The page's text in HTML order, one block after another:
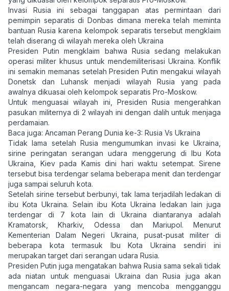
Invasi Rusia ini sebagai tanggapan atas permintaan dari
pemimpin separatis di Donbas dimana mereka telah meminta
bantuan Rusia karena kelompok separatis tersebut mengklaim
telah diserang di wilayah mereka oleh Ukraina
Presiden Putin mengklaim bahwa Rusia sedang melakukan
operasi militer khusus untuk mendemiliterisasi Ukraina. Konflik
ini semakin memanas setelah Presiden Putin mengakui wilayah
Donetsk dan Luhansk menjadi wilayah Rusia yang pada
awalnya dikuasai oleh kelompok separatis Pro-Moskow.
Untuk menguasai wilayah ini, Presiden Rusia mengerahkan
pasukan militernya di 2 wilayah ini dengan dalih untuk menjaga
perdamaian.
Baca juga: Ancaman Perang Dunia ke-3: Rusia Vs Ukraina
Tidak lama setelah Rusia mengumumkan invasi ke Ukraina,
sirine peringatan serangan udara menggerung di Ibu Kota
Ukraina, Kiev pada Kamis dini hari waktu setempat. Sirene
tersebut bisa terdengar selama beberapa menit dan terdengar
juga sampai seluruh kota.
Setelah sirine tersebut berbunyi, tak lama terjadilah ledakan di
ibu Kota Ukraina. Selain ibu Kota Ukraina ledakan lain juga
terdengar di 7 kota lain di Ukraina diantaranya adalah
Kramatorsk, Kharkiv, Odessa dan Mariupol. Menurut
Kementerian Dalam Negeri Ukraina, pusat-pusat militer di
beberapa kota termasuk Ibu Kota Ukraina sendiri ini
merupakan target dari serangan udara Rusia.
Presiden Putin juga mengatakan bahwa Rusia sama sekali tidak
ada niatan untuk menguasai Ukraina dan Rusia juga akan
mengancam negara-negara yang mencoba mengganggu